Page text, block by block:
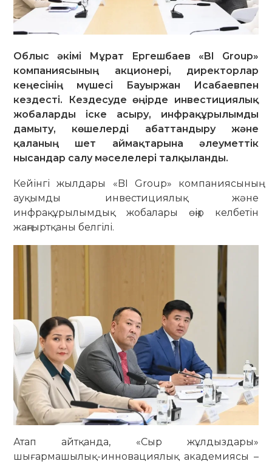
Облыс әкімі Мұрат Ергешбаев «BI Group»
компаниясының акционері, директорлар
кеңесінің мүшесі Бауыржан Исабаевпен
кездесті. Кездесуде өңірде инвестициялық
жобаларды іске асыру, инфрақұрылымды
дамыту, көшелерді абаттандыру және
қаланың шет аймақтарына әлеуметтік
нысандар салу мәселелері талқыланды.
Кейінгі жылдары «BI Group» компаниясының
ауқымды инвестициялық және
инфрақұрылымдық жобалары өңір келбетін
жаңғыртқаны белгілі.
Атап айтқанда, «Сыр жұлдыздары»
шығармашылық-инновациялық академиясы –